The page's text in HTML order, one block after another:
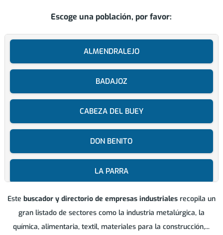
Escoge una población, por favor:
ALMENDRALEJO
BADAJOZ
CABEZA DEL BUEY
DON BENITO
LA PARRA
LOBON
MERIDA
Este buscador y directorio de empresas industrialesrecopila un
gran listado de sectores como la industria metalúrgica, la
química, alimentaria, textil, materiales para la construcción,...